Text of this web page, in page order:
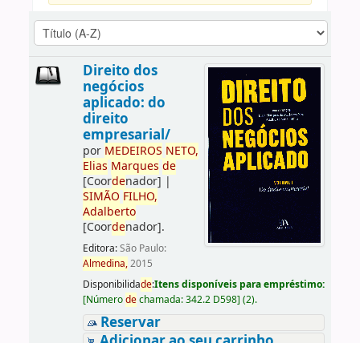
Direito dos
negócios
aplicado: do
direito
empresarial/
por MEDEIROS NETO,
Elias Marques de
[Coordenador] |
SIMÃO FILHO,
Adalberto
[Coordenador].
Editora:São Paulo:
Almedina,2015
Disponibilidade:Itens disponíveis para empréstimo:
[Númerodechamada:342.2 D598] (2).
Reservar